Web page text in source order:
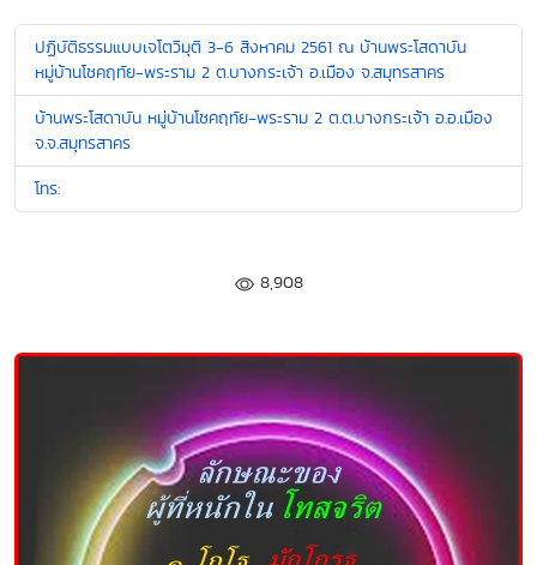
ปฏิบัติธรรมแบบเจโตวิมุติ 3-6 สิงหาคม 2561 ณ บ้านพระโสดาบัน
หมู่บ้านโชคฤทัย-พระราม 2 ต.บางกระเจ้า อ.เมือง จ.สมุทรสาคร
บ้านพระโสดาบัน หมู่บ้านโชคฤทัย-พระราม 2 ต.ต.บางกระเจ้า อ.อ.เมือง
จ.จ.สมุทรสาคร
โทร:
8,908